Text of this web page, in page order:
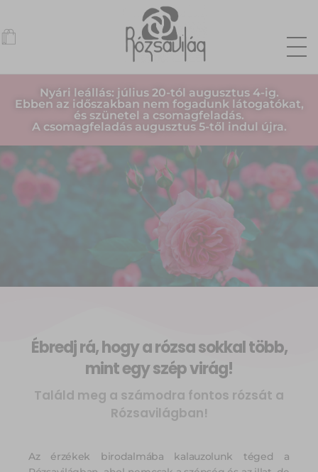
Nyári leállás: július 20-tól augusztus 4-ig.
Ebben az időszakban nem fogadunk látogatókat,
és szünetel a csomagfeladás.
A csomagfeladás augusztus 5-től indul újra.
ahol minden a
rózsáról szól
élmények ~ ízek
ahol minden a
rózsáról szól
élmények ~ ízek
ahol minden a
rózsáról szól
élmények ~ ízek
Ébredj rá, hogy a rózsa sokkal több,
mint egy szép virág!
Találd meg a számodra fontos rózsát a
Rózsavilágban!
Az érzékek birodalmába kalauzolunk téged a